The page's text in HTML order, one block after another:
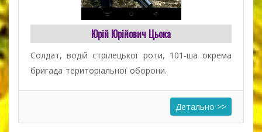
Юрій Юрійович Цьока
Солдат, водій стрілецької роти, 101-ша окрема
бригада територіальної оборони.
Детально >>